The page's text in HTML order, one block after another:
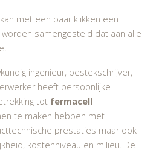
met een paar klikken een
samengesteld dat aan alle
ingenieur, bestekschrijver,
heeft persoonlijke
tot fermacell
te maken hebben met
prestaties maar ook
kostenniveau en milieu. De